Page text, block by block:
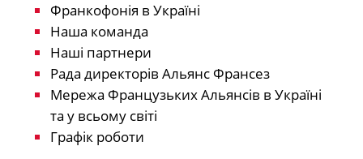
Франкофонія в Україні
Наша команда
Наші партнери
Рада директорів Альянс Франсез
Мережа Французьких Альянсів в Україні
та у всьому світі
Графік роботи